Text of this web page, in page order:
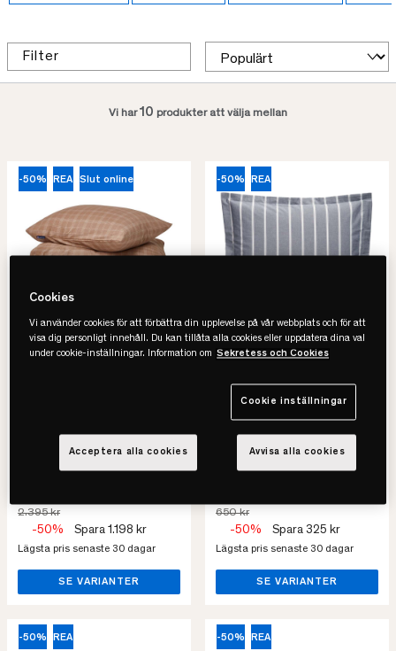
Filter
Vi har10 produkter att välja mellan
-50% REA Slut online
• Klassisk stil
2.395 kr
-50% Spara 1.198 kr
Lägsta pris senaste 30 dagar
SE VARIANTER
-50% REA
Gant
• 100% bomull
650 kr
-50% Spara 325 kr
Lägsta pris senaste 30 dagar
SE VARIANTER
-50% REA -50% REA
Cookies
Vi använder cookies för att förbättra din upplevelse på vår webbplats och för att
visa dig personligt innehåll. Du kan tillåta alla cookies eller uppdatera dina val
under cookie-inställningar. Information om Sekretess och Cookies
Cookie inställningar
Avvisa alla cookies
Acceptera alla cookies